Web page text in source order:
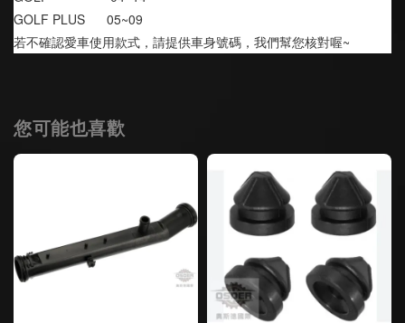
GOLF PLUS      05~09
若不確認愛車使用款式，請提供車身號碼，我們幫您核對喔~
您可能也喜歡